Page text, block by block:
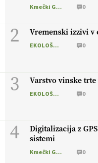
Kmečki Glas 0
2 Vremenski izzivi v
EKOLOŠKO LOGIČNO 0
3 Varstvo vinske
EKOLOŠKO LOGIČNO 0
4
Digitalizacija z
sistemi
Kmečki Glas 0